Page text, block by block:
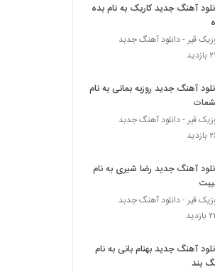
حالاها (رمیکس) از مرتضی
بنام دلخورم ازت
یار شیرین (رمیکس) از مجتبی
شب من از شهرام جعفری
منو بردی از شهرام جمالی
آهنگ جدید کاریک به نام بده
قیر - دانلود آهنگ جدبد
آهنگ جدید روزبه بمانی به نام
قیر - دانلود آهنگ جدبد
آهنگ جدید رضا شیری به نام
قیر - دانلود آهنگ جدبد
آهنگ جدید بهنام بانی به نام
بند